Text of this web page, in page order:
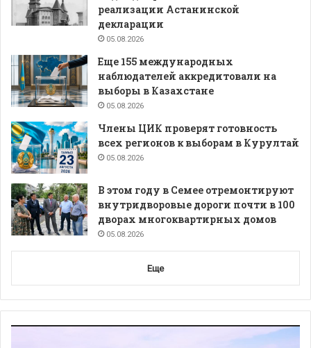
реализации Астанинской
декларации
05.08.2026
Еще 155 международных
наблюдателей аккредитовали на
выборы в Казахстане
05.08.2026
Члены ЦИК проверят готовность
всех регионов к выборам в Курултай
05.08.2026
В этом году в Семее отремонтируют
внутридворовые дороги почти в 100
дворах многоквартирных домов
05.08.2026
Еще